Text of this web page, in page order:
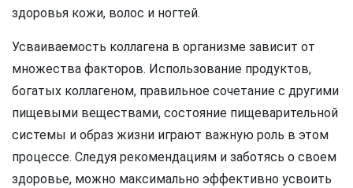
здоровья кожи, волос и ногтей.
Усваиваемость коллагена в организме зависит от
множества факторов. Использование продуктов,
богатых коллагеном, правильное сочетание с другими
пищевыми веществами, состояние пищеварительной
системы и образ жизни играют важную роль в этом
процессе. Следуя рекомендациям и заботясь о своем
здоровье, можно максимально эффективно усвоить